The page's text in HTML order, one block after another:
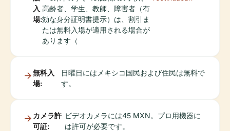
入
場:
高齢者、学生、教師、障害者（有
効な身分証明書提示）は、割引ま
たは無料入場が適用される場合が
あります（
無料入
場:
日曜日にはメキシコ国民および住民は無料で
す。
カメラ許
可証:
ビデオカメラには45 MXN。プロ用機器に
は許可が必要です。